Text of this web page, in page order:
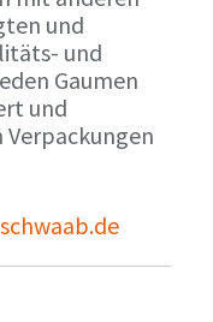
und
und
Gaumen
und